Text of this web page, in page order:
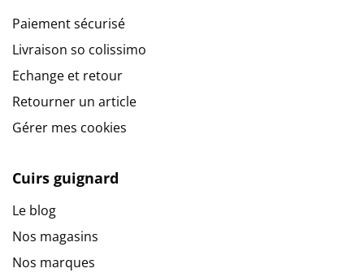
Paiement sécurisé
Livraison so colissimo
Echange et retour
Retourner un article
Gérer mes cookies
Cuirs guignard
Le blog
Nos magasins
Nos marques